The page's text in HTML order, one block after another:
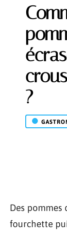
?
Des
fourchette